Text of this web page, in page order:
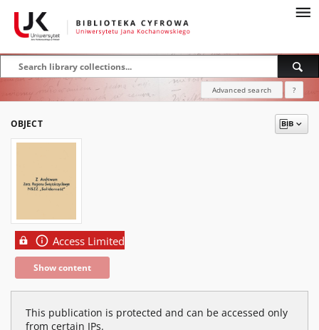
Advanced search ?
OBJECT
Access Limited
Show content
This publication is protected and can be accessed only
from certain IPs.